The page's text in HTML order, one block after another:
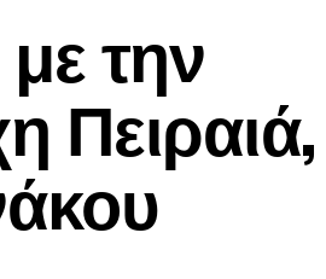
την
Πειραιά,